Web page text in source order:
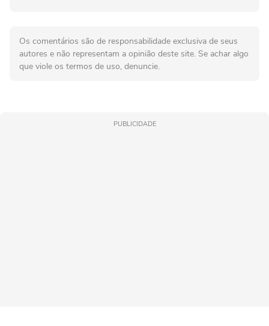
Os comentários são de responsabilidade exclusiva de seus
autores e não representam a opinião deste site. Se achar algo
que viole os termos de uso, denuncie.
PUBLICIDADE